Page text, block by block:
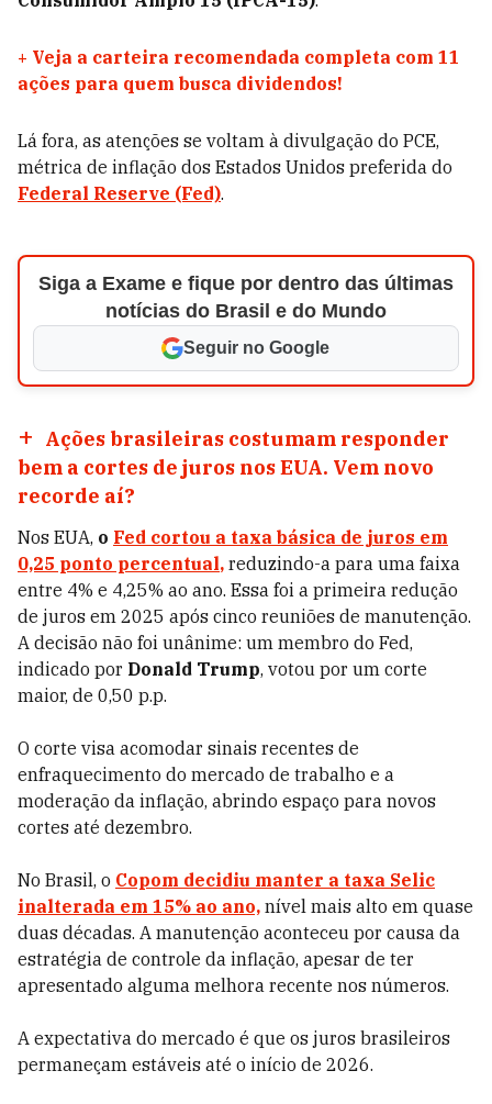
+ Veja a carteira recomendada completa com 11
ações para quem busca dividendos!
Lá fora, as atenções se voltam à divulgação do PCE,
métrica de inflação dos Estados Unidos preferida do
Federal Reserve (Fed).
Siga a Exame e fique por dentro das últimas
notícias do Brasil e do Mundo
Seguir no Google
Ações brasileiras costumam responder
bem a cortes de juros nos EUA. Vem novo
recorde aí?
Nos EUA, o Fed cortou a taxa básica de juros em
0,25 ponto percentual, reduzindo-a para uma faixa
entre 4% e 4,25% ao ano. Essa foi a primeira redução
de juros em 2025 após cinco reuniões de manutenção.
A decisão não foi unânime: um membro do Fed,
indicado por Donald Trump, votou por um corte
maior, de 0,50 p.p.
O corte visa acomodar sinais recentes de
enfraquecimento do mercado de trabalho e a
moderação da inflação, abrindo espaço para novos
cortes até dezembro.
No Brasil, o Copom decidiu manter a taxa Selic
inalterada em 15% ao ano, nível mais alto em quase
duas décadas. A manutenção aconteceu por causa da
estratégia de controle da inflação, apesar de ter
apresentado alguma melhora recente nos números.
A expectativa do mercado é que os juros brasileiros
permaneçam estáveis até o início de 2026.